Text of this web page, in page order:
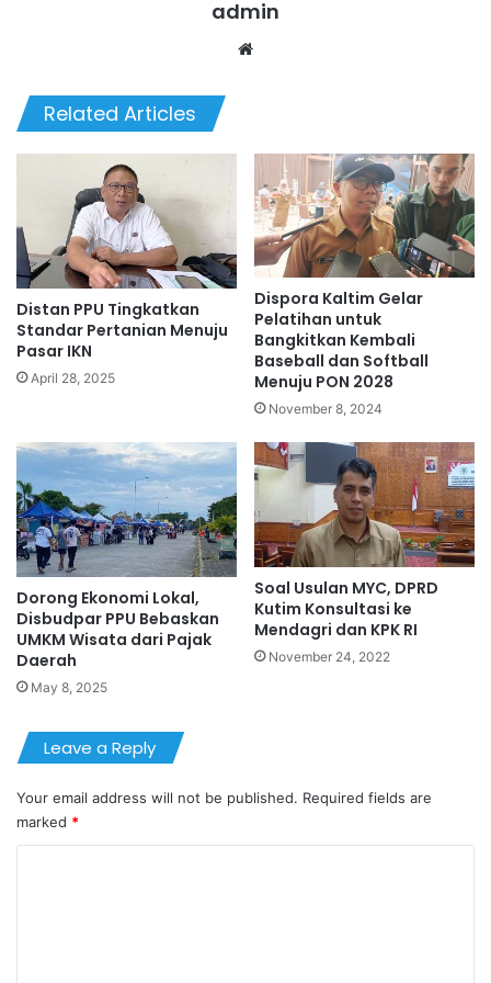
admin
Related Articles
Distan PPU Tingkatkan
Standar Pertanian Menuju
Pasar IKN
April 28, 2025
Dispora Kaltim Gelar
Pelatihan untuk
Bangkitkan Kembali
Baseball dan Softball
Menuju PON 2028
November 8, 2024
Dorong Ekonomi Lokal,
Disbudpar PPU Bebaskan
UMKM Wisata dari Pajak
Daerah
May 8, 2025
Soal Usulan MYC, DPRD
Kutim Konsultasi ke
Mendagri dan KPK RI
November 24, 2022
Leave a Reply
Your email address will not be published. Required fields are
marked *